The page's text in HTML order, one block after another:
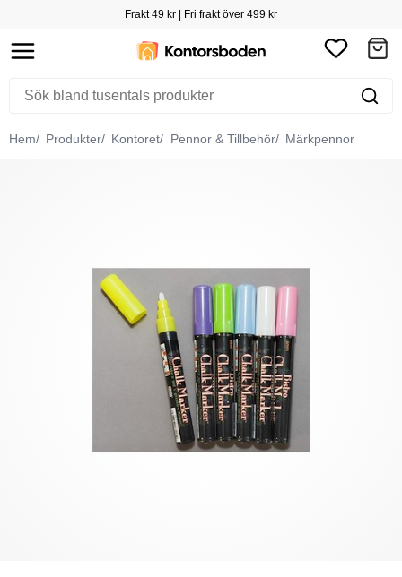
Frakt 49 kr | Fri frakt över 499 kr
Hem Produkter Kontoret Pennor & Tillbehör Märkpennor